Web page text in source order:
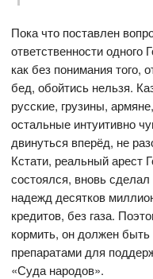
Пока что поставлен
ответственности одного
как без понимания того,
бед, обойтись нельзя.
русские, грузины,
остальные интуитивно
двинуться вперёд, не
Кстати, реальный арест
состоялся, вновь
надежд десятков
кредитов, без газа.
кормить, он должен
препаратами для
«Суда народов».